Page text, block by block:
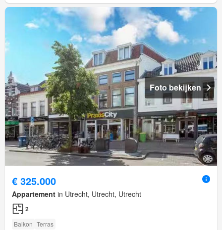
Foto bekijken
€ 325.000
Appartement in Utrecht, Utrecht, Utrecht
2
Balkon Terras